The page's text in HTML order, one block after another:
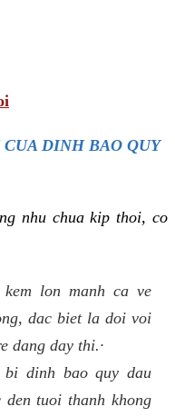
DINH BAO QUY
nhu chua kip thoi, co
lon manh ca ve
dac biet la doi voi
dang day thi.·
dinh bao quy dau
tuoi thanh khong